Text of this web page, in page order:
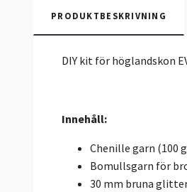
PRODUKTBESKRIVNING
DIY kit för höglandskon
Innehåll:
Chenille garn (100
Bomullsgarn för
30 mm bruna